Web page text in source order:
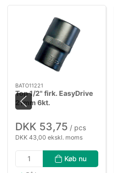
BATO11221
Top 1/2" firk. EasyDrive
21mm 6kt.
DKK 53,75 / pcs
DKK 43,00 ekskl. moms
Køb nu